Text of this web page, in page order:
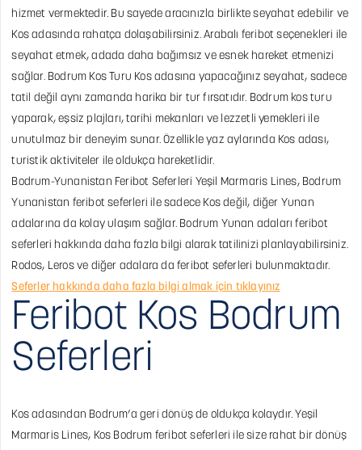
hizmet vermektedir. Bu sayede aracınızla birlikte seyahat edebilir ve
Kos adasında rahatça dolaşabilirsiniz. Arabalı feribot seçenekleri ile
seyahat etmek, adada daha bağımsız ve esnek hareket etmenizi
sağlar. Bodrum Kos Turu Kos adasına yapacağınız seyahat, sadece
tatil değil aynı zamanda harika bir tur fırsatıdır. Bodrum kos turu
yaparak, eşsiz plajları, tarihi mekanları ve lezzetli yemekleri ile
unutulmaz bir deneyim sunar. Özellikle yaz aylarında Kos adası,
turistik aktiviteler ile oldukça hareketlidir.
Bodrum-Yunanistan Feribot Seferleri Yeşil Marmaris Lines, Bodrum
Yunanistan feribot seferleri ile sadece Kos değil, diğer Yunan
adalarına da kolay ulaşım sağlar. Bodrum Yunan adaları feribot
seferleri hakkında daha fazla bilgi alarak tatilinizi planlayabilirsiniz.
Rodos, Leros ve diğer adalara da feribot seferleri bulunmaktadır.
Seferler hakkında daha fazla bilgi almak için tıklayınız
Feribot Kos Bodrum
Seferleri
Kos adasından Bodrum’a geri dönüş de oldukça kolaydır. Yeşil
Marmaris Lines, Kos Bodrum feribot seferleri ile size rahat bir dönüş